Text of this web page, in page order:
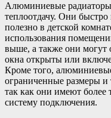
Алюминиевые
теплоотдачу. Они
полезно в детской
использования
выше, а также они могут
окна открыты или
Кроме того,
ограниченные размеры и
так как они имеют более
систему подключения.